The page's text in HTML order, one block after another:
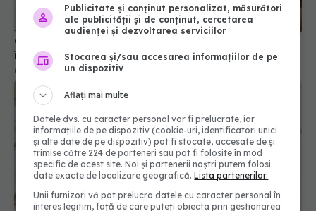
Ce se întâmplă cu mâncarea atunci când o
încălzești la microunde în recipient de plastic
06 mar 2026, 17:27
Publicitate și conținut personalizat, măsurători
ale publicității și de conținut, cercetarea
audienței și dezvoltarea serviciilor
Stocarea și/sau accesarea informațiilor de pe
un dispozitiv
Aflați mai multe
Datele dvs. cu caracter personal vor fi prelucrate, iar
informațiile de pe dispozitiv (cookie-uri, identificatori unici
și alte date de pe dispozitiv) pot fi stocate, accesate de și
trimise către 224 de parteneri sau pot fi folosite în mod
specific de acest site. Noi și partenerii noștri putem folosi
date exacte de localizare geografică.Lista partenerilor.
Unii furnizori vă pot prelucra datele cu caracter personal în
interes legitim, față de care puteți obiecta prin gestionarea